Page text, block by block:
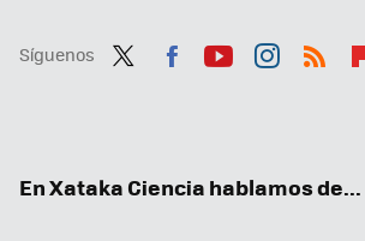
Síguenos
En Xataka Ciencia hablamos de...